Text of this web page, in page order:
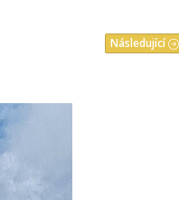
Následující